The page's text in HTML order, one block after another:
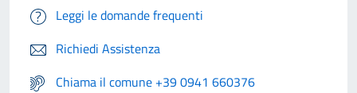
Leggi le domande frequenti
Richiedi Assistenza
Chiama il comune +39 0941 660376